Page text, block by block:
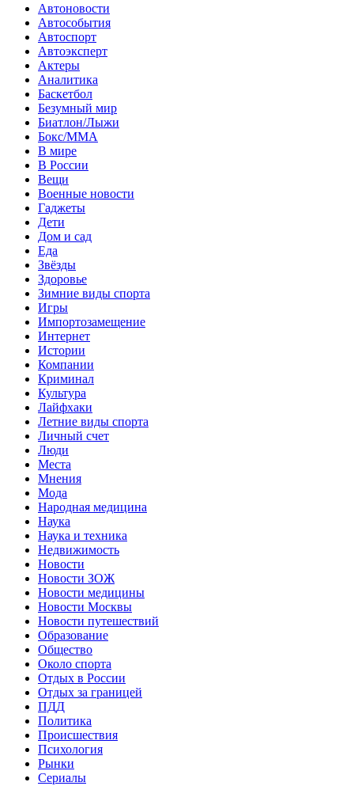
Автоновости
Автособытия
Автоспорт
Автоэксперт
Актеры
Аналитика
Баскетбол
Безумный мир
Биатлон/Лыжи
Бокс/MMA
В мире
В России
Вещи
Военные новости
Гаджеты
Дети
Дом и сад
Еда
Звёзды
Здоровье
Зимние виды спорта
Игры
Импортозамещение
Интернет
Истории
Компании
Криминал
Культура
Лайфхаки
Летние виды спорта
Личный счет
Люди
Места
Мнения
Мода
Народная медицина
Наука
Наука и техника
Недвижимость
Новости
Новости ЗОЖ
Новости медицины
Новости Москвы
Новости путешествий
Образование
Общество
Около спорта
Отдых в России
Отдых за границей
ПДД
Политика
Происшествия
Психология
Рынки
Сериалы